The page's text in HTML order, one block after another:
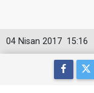
15:16
04 Nisan 2017